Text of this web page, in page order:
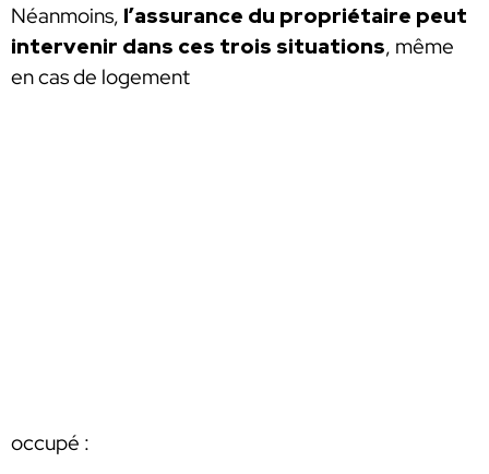
Néanmoins, l’assurance du propriétaire peut
intervenir dans ces trois situations, même
en cas de logement
occupé :